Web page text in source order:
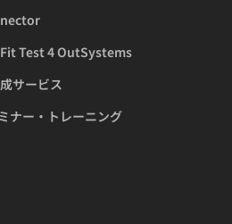
Test 4 OutSystems
サービス
ナー・トレーニング